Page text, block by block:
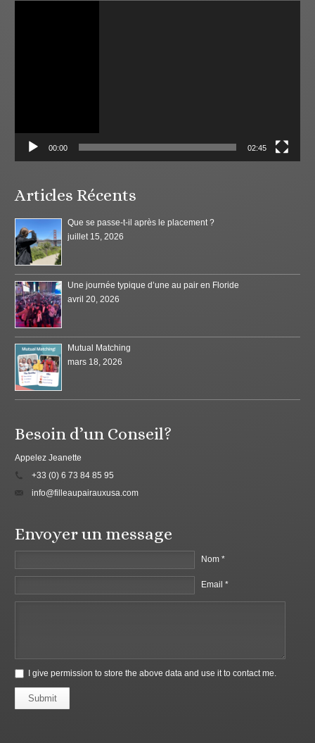
00:00 02:45
Articles Récents
Que se passe-t-il après le placement ?
juillet 15, 2026
Une journée typique d’une au pair en Floride
avril 20, 2026
Mutual Matching
mars 18, 2026
Besoin d’un Conseil?
Appelez Jeanette
+33 (0) 6 73 84 85 95
info@filleaupairauxusa.com
Envoyer un message
Nom *
Email *
I give permission to store the above data and use it to contact me.
Submit